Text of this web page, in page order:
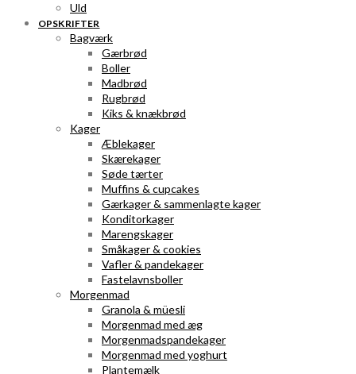
Uld
OPSKRIFTER
Bagværk
Gærbrød
Boller
Madbrød
Rugbrød
Kiks & knækbrød
Kager
Æblekager
Skærekager
Søde tærter
Muffins & cupcakes
Gærkager & sammenlagte kager
Konditorkager
Marengskager
Småkager & cookies
Vafler & pandekager
Fastelavnsboller
Morgenmad
Granola & müesli
Morgenmad med æg
Morgenmadspandekager
Morgenmad med yoghurt
Plantemælk